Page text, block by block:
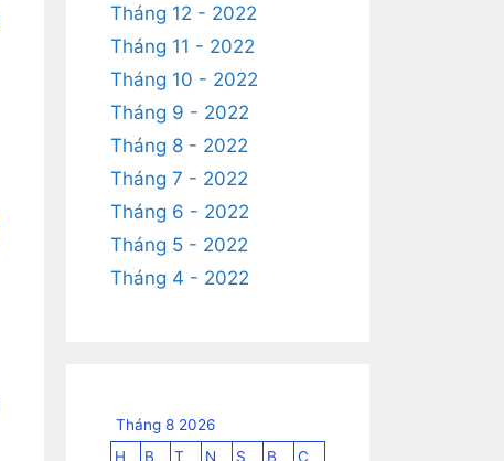
Tháng 12 - 2022
Tháng 11 - 2022
Tháng 10 - 2022
Tháng 9 - 2022
Tháng 8 - 2022
Tháng 7 - 2022
Tháng 6 - 2022
Tháng 5 - 2022
Tháng 4 - 2022
Tháng 8 2026
H
B T N S B
C